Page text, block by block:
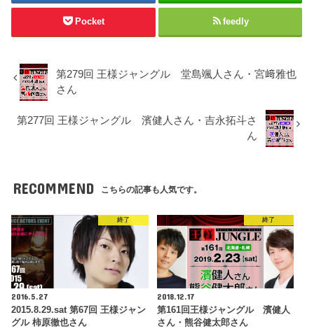
Pocket feedly
第279回 王様ジャングル 堂島颯人さん・宮﨑雅也
さん
第277回 王様ジャングル 濱健人さん・吉永拓斗さ
ん
RECOMMEND こちらの記事も人気です。
終了
2016.5.27
2015.8.29.sat 第67回 王様ジャン
グル 柿原徹也さん
終了
2018.12.17
第161回王様ジャングル 濱健人
さん・熊谷健太郎さん